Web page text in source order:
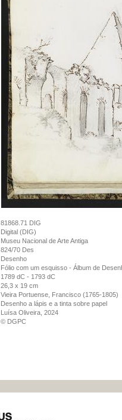
81868.71 DIG
Digital (DIG)
Museu Nacional de Arte Antiga
824/70 Des
Desenho
Fólio com um esquisso - Álbum de
1789 dC - 1793 dC
26,3 x 19 cm
Vieira Portuense, Francisco (1765-1805)
Desenho a lápis e a tinta sobre papel
Luísa Oliveira, 2024
© DGPC